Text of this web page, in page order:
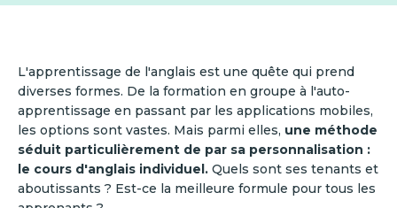
L'apprentissage de l'anglais est une quête qui prend
diverses formes. De la formation en groupe à l'auto-
apprentissage en passant par les applications mobiles,
les options sont vastes. Mais parmi elles, une méthode
séduit particulièrement de par sa personnalisation :
le cours d'anglais individuel. Quels sont ses tenants et
aboutissants ? Est-ce la meilleure formule pour tous les